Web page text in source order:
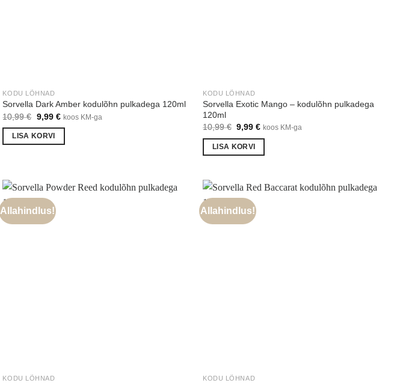
KODU LÕHNAD
Sorvella Dark Amber kodulõhn pulkadega 120ml
10,99€ Algne
oli:
10,99 €.
9,99 €Praegune
koos KM-ga
LISA KORVI
KODU LÕHNAD
Sorvella Exotic Mango – kodulõhn pulkadega
120ml
10,99€ Algne
oli:
10,99 €.
9,99€Praegune
koos KM-ga
LISA KORVI
Allahindlus!
KODU LÕHNAD
Allahindlus!
KODU LÕHNAD